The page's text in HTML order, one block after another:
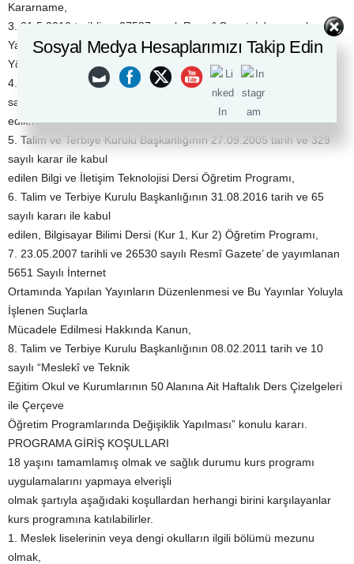
Kararname,
3. 21.5.2010 tarihli ve 27587 sayılı Resmî Gazete’ de yayımlanan
Yaygın Eğitim Kurumları
Yönetmeliği,
4. Talim ve Terbiye Kurulu Başkanlığının 20.04.2016 tarihli ve 19
sayılı kararı ile kabul
edilen, Yaygın Eğitim Kurumları Çerçeve Kurs Programı,
5. Talim ve Terbiye Kurulu Başkanlığının 27.09.2005 tarih ve 329
sayılı karar ile kabul
edilen Bilgi ve İletişim Teknolojisi Dersi Öğretim Programı,
6. Talim ve Terbiye Kurulu Başkanlığının 31.08.2016 tarih ve 65
sayılı kararı ile kabul
edilen, Bilgisayar Bilimi Dersi (Kur 1, Kur 2) Öğretim Programı,
7. 23.05.2007 tarihli ve 26530 sayılı Resmî Gazete’ de yayımlanan
5651 Sayılı İnternet
Ortamında Yapılan Yayınların Düzenlenmesi ve Bu Yayınlar Yoluyla
İşlenen Suçlarla
Mücadele Edilmesi Hakkında Kanun,
8. Talim ve Terbiye Kurulu Başkanlığının 08.02.2011 tarih ve 10
sayılı “Meslekî ve Teknik
Eğitim Okul ve Kurumlarının 50 Alanına Ait Haftalık Ders Çizelgeleri
ile Çerçeve
Öğretim Programlarında Değişiklik Yapılması” konulu kararı.
PROGRAMA GİRİŞ KOŞULLARI
18 yaşını tamamlamış olmak ve sağlık durumu kurs programı
uygulamalarını yapmaya elverişli
olmak şartıyla aşağıdaki koşullardan herhangi birini karşılayanlar
kurs programına katılabilirler.
1. Meslek liselerinin veya dengi okulların ilgili bölümü mezunu
olmak,
Sosyal Medya Hesaplarımızı Takip Edin